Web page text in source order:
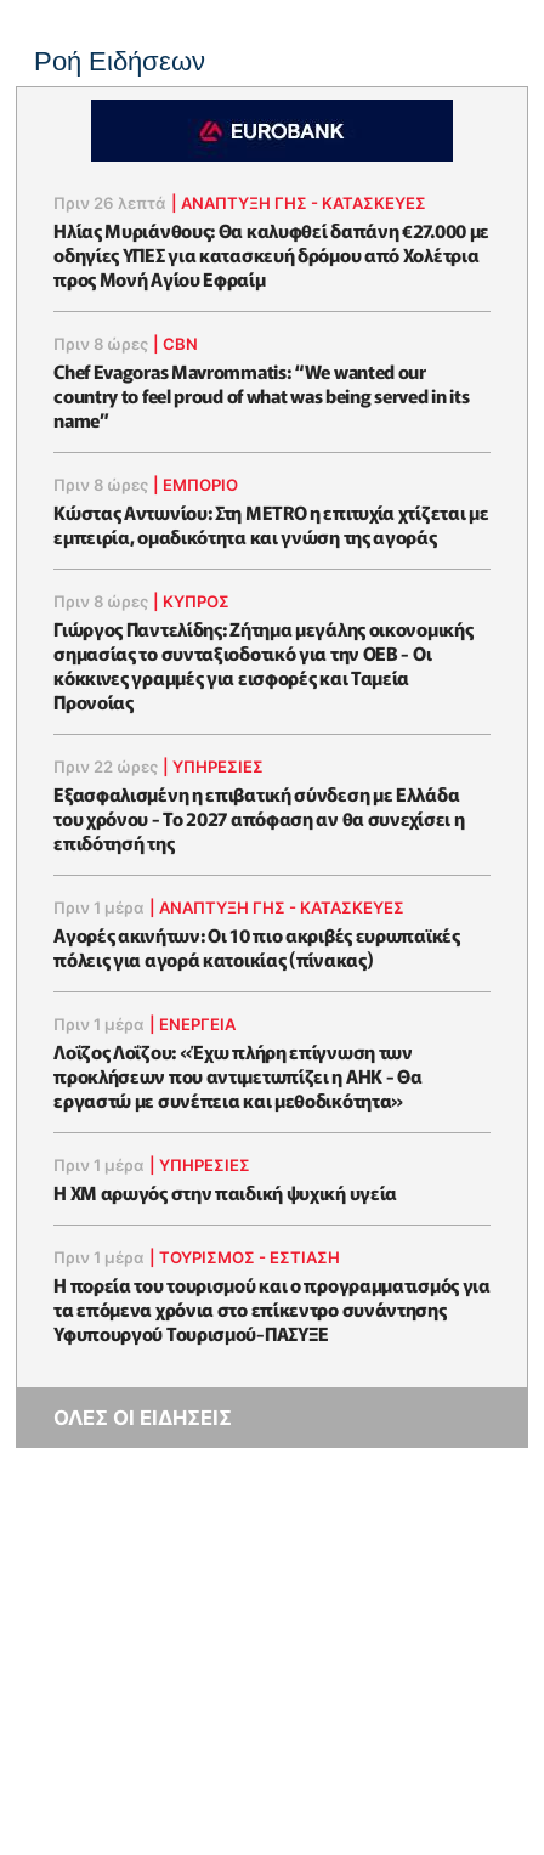
Ροή Ειδήσεων
Πριν 26 λεπτά |ΑΝΑΠΤΥΞΗ ΓΗΣ - ΚΑΤΑΣΚΕΥΕΣ
Ηλίας Μυριάνθους: Θα καλυφθεί δαπάνη €27.000 με
οδηγίες ΥΠΕΣ για κατασκευή δρόμου από Χολέτρια
προς Μονή Αγίου Εφραίμ
Πριν 8 ώρες |CBN
Chef Evagoras Mavrommatis: “We wanted our
country to feel proud of what was being served in its
name”
Πριν 8 ώρες ΕΜΠΟΡΙΟ
Κώστας Αντωνίου: Στη METRO η επιτυχία χτίζεται με
εμπειρία, ομαδικότητα και γνώση της αγοράς
Πριν 8 ώρες ΚΥΠΡΟΣ
Γιώργος Παντελίδης: Ζήτημα μεγάλης οικονομικής
σημασίας το συνταξιοδοτικό για την ΟΕΒ - Οι
κόκκινες γραμμές για εισφορές και Ταμεία
Προνοίας
Πριν 22 ώρες |ΥΠΗΡΕΣΙΕΣ
Εξασφαλισμένη η επιβατική σύνδεση με Ελλάδα
του χρόνου - Το 2027 απόφαση αν θα συνεχίσει η
επιδότησή της
Πριν 1 μέρα |ΑΝΑΠΤΥΞΗ ΓΗΣ - ΚΑΤΑΣΚΕΥΕΣ
Αγορές ακινήτων: Οι 10 πιο ακριβές ευρωπαϊκές
πόλεις για αγορά κατοικίας (πίνακας)
Πριν 1 μέρα ΕΝΈΡΓΕΙΑ
Λοΐζος Λοΐζου: «Έχω πλήρη επίγνωση των
προκλήσεων που αντιμετωπίζει η ΑΗΚ - Θα
εργαστώ με συνέπεια και μεθοδικότητα»
Πριν 1 μέρα |ΥΠΗΡΕΣΙΕΣ
Η XM αρωγός στην παιδική ψυχική υγεία
Πριν 1 μέρα |ΤΟΥΡΙΣΜΟΣ - ΕΣΤΙΑΣΗ
Η πορεία του τουρισμού και ο προγραμματισμός για
τα επόμενα χρόνια στο επίκεντρο συνάντησης
Υφυπουργού Τουρισμού-ΠΑΣΥΞΕ
ΟΛΕΣ ΟΙ ΕΙΔΗΣΕΙΣ